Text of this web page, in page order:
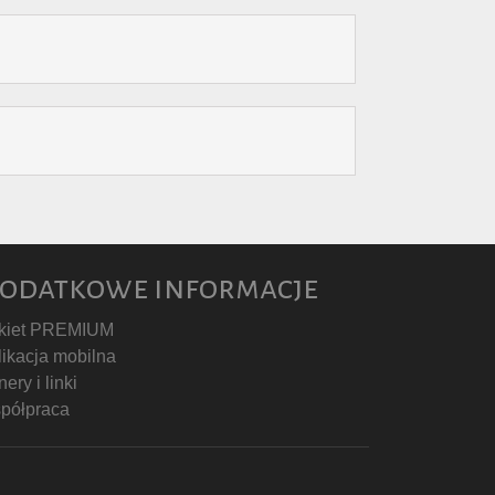
informacje
PREMIUM
mobilna
i linki